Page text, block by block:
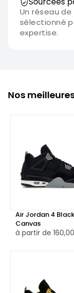
Un réseau
sélectionné
expertise.
Nos
Air Jordan 4 Black
Canvas
à partir de